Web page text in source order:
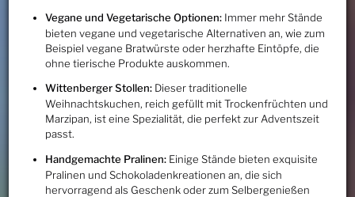
Vegane und Vegetarische Optionen:Immer mehr Stände
bieten vegane und vegetarische Alternativen an, wie zum
Beispiel vegane Bratwürste oder herzhafte Eintöpfe, die
ohne tierische Produkte auskommen.
Wittenberger Stollen:Dieser traditionelle
Weihnachtskuchen, reich gefüllt mit Trockenfrüchten und
Marzipan, ist eine Spezialität, die perfekt zur Adventszeit
passt.
Handgemachte Pralinen:Einige Stände bieten exquisite
Pralinen und Schokoladenkreationen an, die sich
hervorragend als Geschenk oder zum Selbergenießen